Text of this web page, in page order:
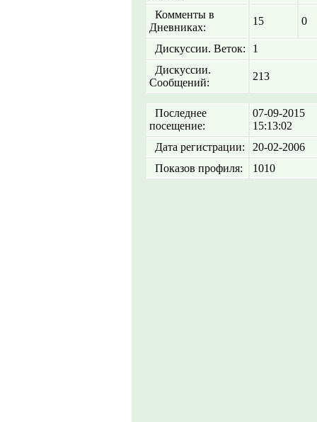
Комменты в
Дневниках:
15 0
Дискуссии. Веток:
1
Дискуссии.
Сообщений:
213
Последнее
посещение:
07-09-2015
15:13:02
Дата регистрации:
20-02-2006
Показов профиля:
1010